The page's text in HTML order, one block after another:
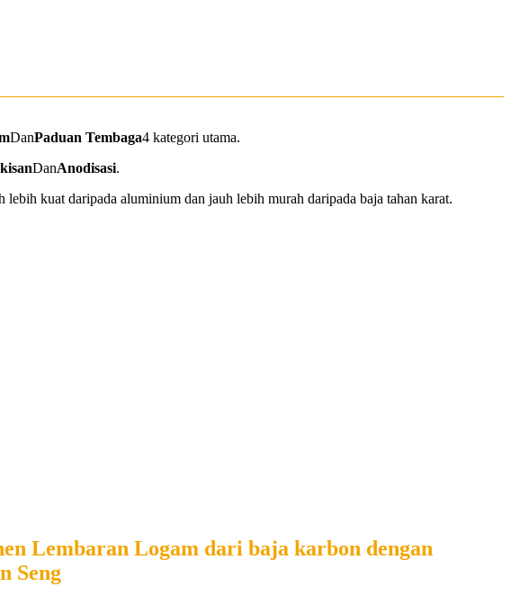
DanPaduan Tembaga4 kategori utama.
DanAnodisasi.
kuat daripada aluminium dan jauh lebih murah daripada baja tahan karat.
Lembaran Logam dari baja karbon dengan
Seng